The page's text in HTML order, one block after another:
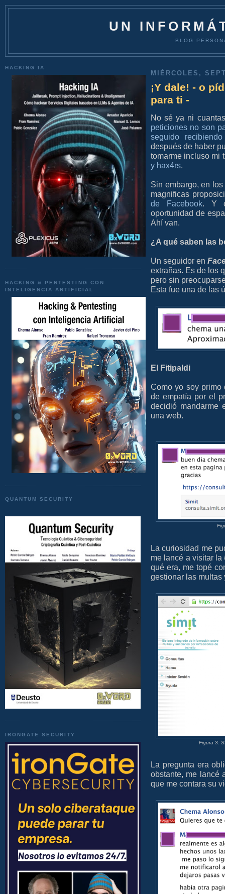
UN
BLOG
HACKING IA
HACKING & PENTESTING CON
INTELIGENCIA ARTIFICIAL
QUANTUM SECURITY
IRONGATE SECURITY
MIÉRCOLES,
¡Y dale! - o
para ti -
No sé ya ni
peticiones no son
seguido
después de haber
tomarme incluso mi
y hax4rs.
Sin embargo, en
magnificas
de Facebook. Y
oportunidad de
Ahí van.
¿A qué saben las
Un seguidor en
extrañas. Es de los
pero sin
Esta fue una de las
El Fitipaldi
Como yo soy primo
de empatía por el
decidió mandarme
una web.
La curiosidad me
me lancé a visitar la
qué era, me topé
gestionar las multas
Figura 3:
La pregunta era
obstante, me lancé
que me contara su